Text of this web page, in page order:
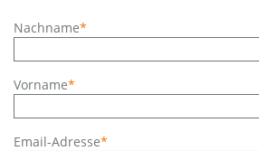
Pflichtfeld
Nachname*
Pflichtfeld
Vorname*
Pflichtfeld
Email-Adresse*